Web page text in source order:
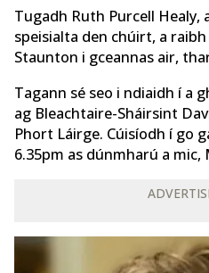
Tugadh Ruth Purcell Healy,
speisialta den chúirt, a
Staunton i gceannas air,
Tagann sé seo i ndiaidh í a
ag Bleachtaire-Sháirsint
Phort Láirge. Cúisíodh í go
6.35pm as dúnmharú a mic,